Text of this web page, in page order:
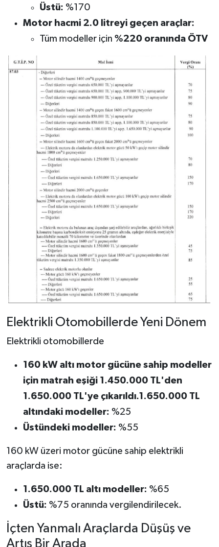
Üstü: %170
Motor hacmi 2.0 litreyi geçen araçlar:
Tüm modeller için %220 oranında ÖTV
Elektrikli Otomobillerde Yeni Dönem
Elektrikli otomobillerde
160 kW altı motor gücüne sahip modeller
için matrah eşiği 1.450.000 TL'den
1.650.000 TL'ye çıkarıldı.1.650.000 TL
altındaki modeller: %25
Üstündeki modeller: %55
160 kW üzeri motor gücüne sahip elektrikli
araçlarda ise:
1.650.000 TL altı modeller: %65
Üstü: %75 oranında vergilendirilecek.
İçten Yanmalı Araçlarda Düşüş ve
Artış Bir Arada